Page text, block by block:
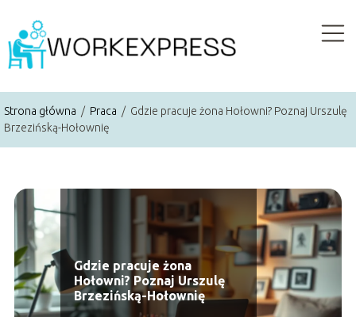
Strona główna / Praca / Gdzie pracuje żona Hołowni? Poznaj Urszulę
Brzezińską-Hołownię
Gdzie pracuje żona
Hołowni? Poznaj Urszulę
Brzezińską-Hołownię